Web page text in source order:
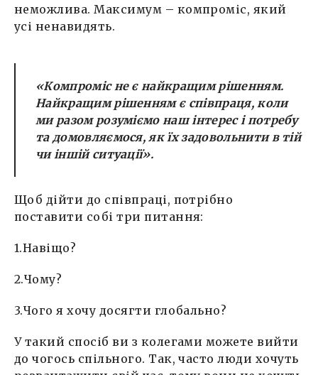
неможлива. Максимум – компроміс, який
усі ненавидять.
«Компроміс не є найкращим рішенням.
Найкращим рішенням є співпраця, коли
ми разом розуміємо наш інтерес і потребу
та домовляємося, як їх задовольнити в тій
чи іншій ситуації».
Щоб дійти до співпраці, потрібно
поставити собі три питання:
1.Навіщо?
2.Чому?
3.Чого я хочу досягти глобально?
У такий спосіб ви з колегами можете вийти
до чогось спільного. Так, часто люди хочуть